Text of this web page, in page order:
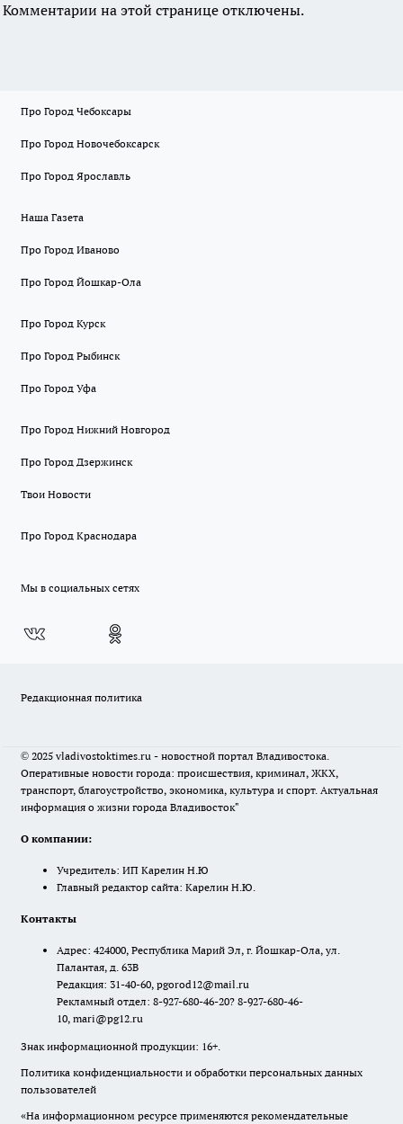
Комментарии на этой странице отключены.
Про Город Чебоксары
Про Город Новочебоксарск
Про Город Ярославль
Наша Газета
Про Город Иваново
Про Город Йошкар-Ола
Про Город Курск
Про Город Рыбинск
Про Город Уфа
Про Город Нижний Новгород
Про Город Дзержинск
Твои Новости
Про Город Краснодара
Мы в социальных сетях
Редакционная политика
© 2025 vladivostoktimes.ru - новостной портал Владивостока.
Оперативные новости города: происшествия, криминал, ЖКХ,
транспорт, благоустройство, экономика, культура и спорт. Актуальная
информация о жизни города Владивосток"
О компании:
Учредитель: ИП Карелин Н.Ю
Главный редактор сайта: Карелин Н.Ю.
Контакты
Адрес: 424000, Республика Марий Эл, г. Йошкар-Ола, ул.
Палантая, д. 63В
Редакция: 31-40-60, pgorod12@mail.ru
Рекламный отдел: 8-927-680-46-20? 8-927-680-46-
10, mari@pg12.ru
Знак информационной продукции: 16+.
Политика конфиденциальности и обработки персональных данных
пользователей
«На информационном ресурсе применяются рекомендательные